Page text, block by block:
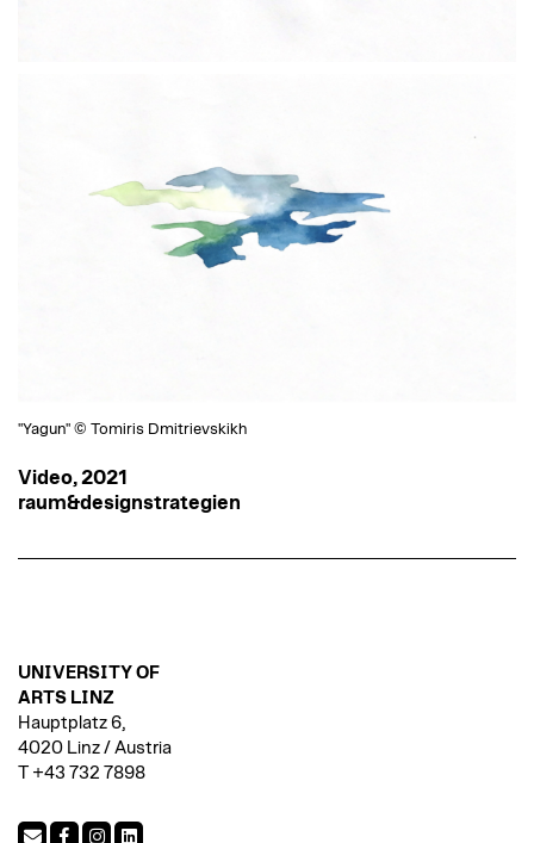
"Yagun" © Tomiris Dmitrievskikh
Video, 2021
raum&designstrategien
UNIVERSITY OF
ARTS LINZ
Hauptplatz 6,
4020 Linz / Austria
T +43 732 7898